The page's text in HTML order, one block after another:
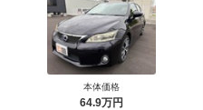
本体価格
64.9万円